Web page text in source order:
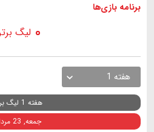
برنامه بازی ها
لیگ
هفته 1
هفته 1 لیگ برتر
جمعه, 23 مرداد